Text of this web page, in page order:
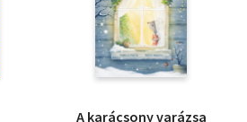
A karácsony varázsa